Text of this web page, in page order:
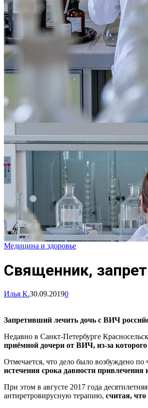
Медицина и здоровье
Священник,
Илья К.30.09.20190
Запретивший лечить дочь с ВИЧ
Недавно в Санкт-Петербурге
приёмной дочери от ВИЧ, из-за
Отмечается, что дело было возбуждено
истечения срока давности привлечения
При этом в августе 2017 года
антиретровирусную терапию, считая,